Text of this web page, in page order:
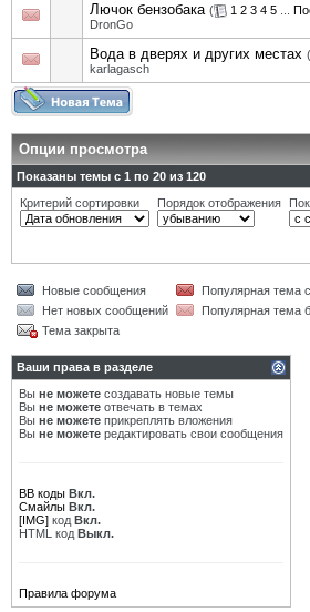
Лючок бензобака ( 1 2 3 4 5
DronGo
Вода в дверях и других местах (
karlagasch
Опции просмотра
Показаны темы с 1 по 20 из 120
Критерий сортировки
Порядок отображения
Новые сообщения
Популярная тема
Нет новых сообщений
Популярная тема
Тема закрыта
Ваши права в разделе
Вы не можете создавать новые темы
Вы не можете отвечать в темах
Вы не можете прикреплять вложения
Вы не можете редактировать свои сообщения
BB коды Вкл.
Смайлы Вкл.
[IMG] код Вкл.
HTML код Выкл.
Правила форума